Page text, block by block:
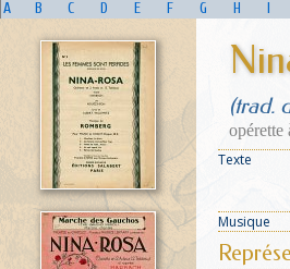
A
B C D E F G H I
(trad.
opérette
Texte
Musique